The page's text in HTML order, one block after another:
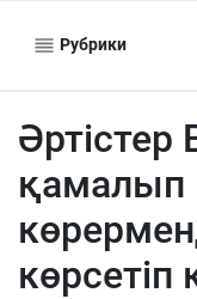
Рубрики
қамалып
көрсетіп